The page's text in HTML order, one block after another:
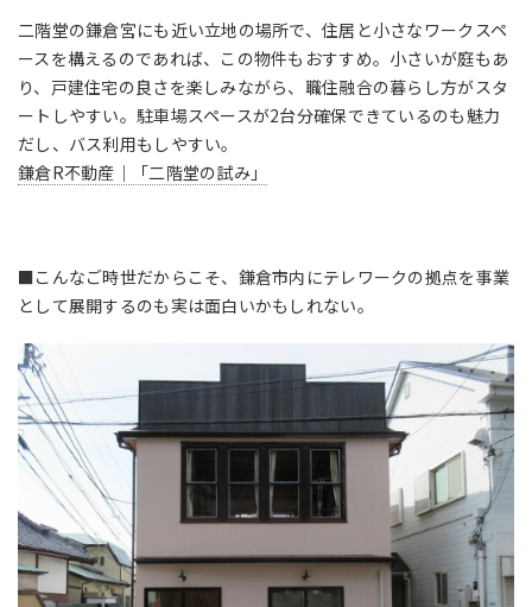
二階堂の鎌倉宮にも近い立地の場所で、住居と小さなワークスペ
ースを構えるのであれば、この物件もおすすめ。小さいが庭もあ
り、戸建住宅の良さを楽しみながら、職住融合の暮らし方がスタ
ートしやすい。駐車場スペースが2台分確保できているのも魅力
だし、バス利用もしやすい。
鎌倉R不動産｜「二階堂の試み」
■こんなご時世だからこそ、鎌倉市内にテレワークの拠点を事業
として展開するのも実は面白いかもしれない。